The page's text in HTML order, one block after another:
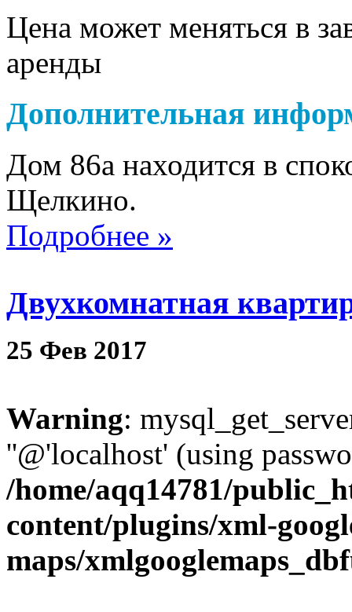
Цена может меняться в
аренды
Дополнительная
Дом 86а находится в
Щелкино.
Подробнее »
Двухкомнатная
25 Фев 2017
Warning:
''@'localhost' (using
/home/aqq14781/
content/plugins/xml-
maps/